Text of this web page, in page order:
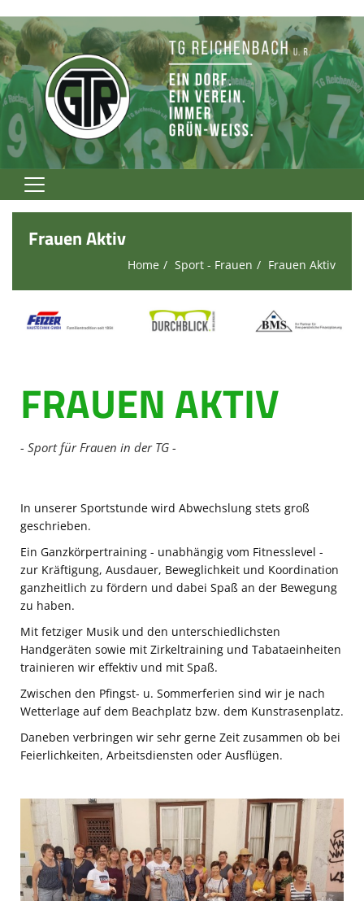
Home
TG Rockt!
Verein
Volleyball
Tennis
Sport - Kids
Sport - Frauen
Sport - Mixed
Sport - Männer
Moschdschlozer
Sponsoren
Trainingszeiten
Spielstätten
Kontaktformular
Frauen Aktiv
Home Sport - Frauen Frauen Aktiv
FRAUEN AKTIV
- Sport für Frauen in der TG -
In unserer Sportstunde wird Abwechslung stets groß
geschrieben.
Ein Ganzkörpertraining - unabhängig vom Fitnesslevel -
zur Kräftigung, Ausdauer, Beweglichkeit und Koordination
ganzheitlich zu fördern und dabei Spaß an der Bewegung
zu haben.
Mit fetziger Musik und den unterschiedlichsten
Handgeräten sowie mit Zirkeltraining und Tabataeinheiten
trainieren wir effektiv und mit Spaß.
Zwischen den Pfingst- u. Sommerferien sind wir je nach
Wetterlage auf dem Beachplatz bzw. dem Kunstrasenplatz.
Daneben verbringen wir sehr gerne Zeit zusammen ob bei
Feierlichkeiten, Arbeitsdiensten oder Ausflügen.